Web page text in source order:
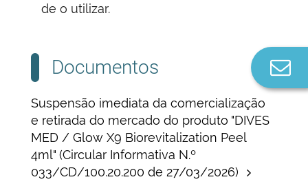
de o utilizar.
Documentos
Suspensão imediata da comercialização
e retirada do mercado do produto "DIVES
MED / Glow X9 Biorevitalization Peel
4ml" (Circular Informativa N.º
033/CD/100.20.200 de 27/03/2026)